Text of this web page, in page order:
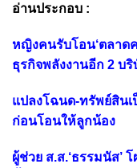
อ่านประกอบ :
หญิงคนรับโอน‘ตลาดค
ธุรกิจพลังงานอีก 2 บ
แปลงโฉนด-ทรัพย์สินเ
ก่อนโอนให้ลูกน้อง
ผู้ช่วย ส.ส.‘ธรรมนัส’